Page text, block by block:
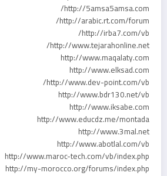
http://5amsa5amsa.com/
http://arabic.rt.com/forum/
http://irba7.com/vb/
http://www.tejarahonline.net/
http://www.maqalaty.com
http://www.elksad.com
http://www.dev-point.com/vb/
http://www.bdr130.net/vb
http://www.iksabe.com
http://www.educdz.me/montada
http://www.3mal.net
http://www.abotlal.com/vb
http://www.maroc-tech.com/vb/index.php
http://my-morocco.org/forums/index.php